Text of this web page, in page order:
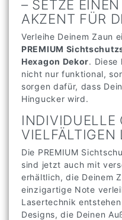
– SETZE
AKZENT FÜR
Verleihe Deinem Zaun
PREMIUM
Hexagon Dekor. Diese
nicht nur funktional,
sorgen dafür, dass
Hingucker wird.
INDIVIDUELLE
VIELFÄLTIGEN
Die PREMIUM
sind jetzt auch mit
erhältlich, die Deinem
einzigartige Note
Lasertechnik
Designs, die Deinen